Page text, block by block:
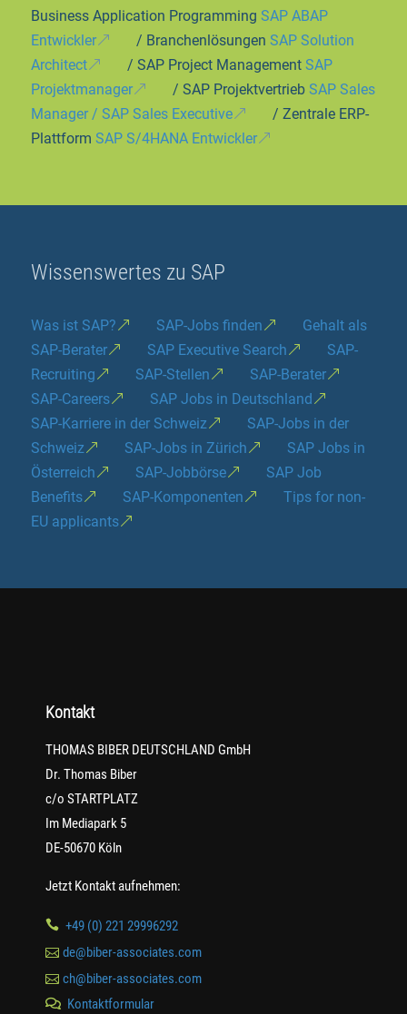
Business Application Programming SAP ABAP
Entwickler
/ Branchenlösungen SAP Solution
Architect
/ SAP Project Management SAP
Projektmanager
/ SAP Projektvertrieb SAP Sales
Manager / SAP Sales Executive
/ Zentrale ERP-
Plattform SAP S/4HANA Entwickler
Wissenswertes zu SAP
Was ist SAP? SAP-Jobs finden
Gehalt als
SAP-Berater
SAP Executive Search
SAP-
Recruiting
SAP-Stellen
SAP-Berater
SAP-Careers
SAP Jobs in Deutschland
SAP-Karriere in der Schweiz
SAP-Jobs in der
Schweiz
SAP-Jobs in Zürich
SAP Jobs in
Österreich
SAP-Jobbörse
SAP Job
Benefits
SAP-Komponenten
Tips for non-
EU applicants
Kontakt
THOMAS BIBER DEUTSCHLAND GmbH
Dr. Thomas Biber
c/o STARTPLATZ
Im Mediapark 5
DE-50670 Köln
Jetzt Kontakt aufnehmen:
 +49 (0) 221 29996292
 de@biber-associates.com
 ch@biber-associates.com
 Kontaktformular